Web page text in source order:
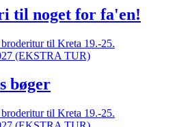
til noget for fa'en!
bøger